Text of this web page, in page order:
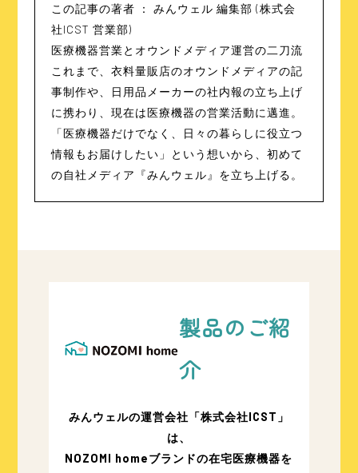
この記事の著者 ： みんウェル 編集部 (株式会
社ICST 営業部)
医療機器営業とオウンドメディア運営の二刀流
これまで、衣料量販店のオウンドメディアの記
事制作や、日用品メーカーの社内報の立ち上げ
に携わり、現在は医療機器の営業活動に邁進。
「医療機器だけでなく、日々の暮らしに役立つ
情報もお届けしたい」という想いから、初めて
の自社メディア『みんウェル』を立ち上げる。
製品のご紹
介
みんウェルの運営会社「株式会社ICST」
は、
NOZOMI homeブランドの在宅医療機器を